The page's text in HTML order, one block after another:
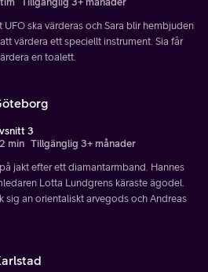
ska värderas och Sara blir hembjuden
värdera ett speciellt instrument. Sia får
en toalett.
3
min Tillgänglig 3+ månader
jakt efter ett diamantarmband. Hannes
Lotta Lundgrens käraste ägodel.
sig an orientaliskt arvegods och Andreas